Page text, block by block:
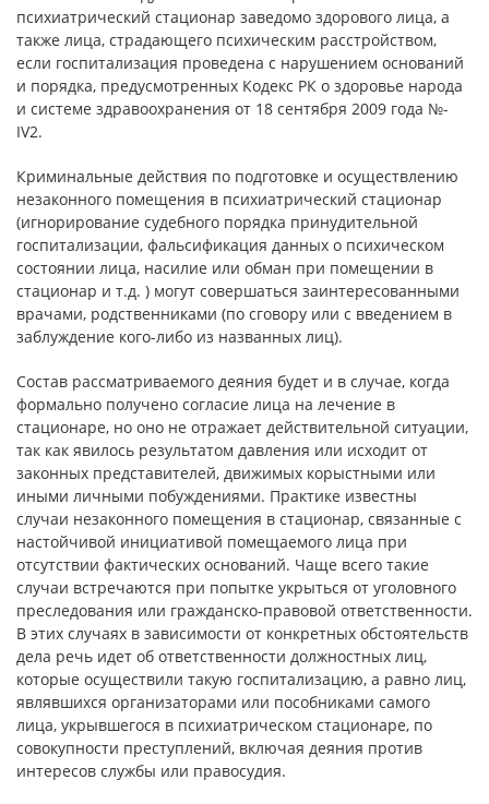
психиатрический стационар заведомо здорового лица, а
также лица, страдающего психическим расстройством,
если госпитализация проведена с нарушением оснований
и порядка, предусмотренных Кодекс РК о здоровье народа
и системе здравоохранения от 18 сентября 2009 года №-
IV2.
Криминальные действия по подготовке и осуществлению
незаконного помещения в психиатрический стационар
(игнорирование судебного порядка принудительной
госпитализации, фальсификация данных о психическом
состоянии лица, насилие или обман при помещении в
стационар и т.д. ) могут совершаться заинтересованными
врачами, родственниками (по сговору или с введением в
заблуждение кого-либо из названных лиц).
Состав рассматриваемого деяния будет и в случае, когда
формально получено согласие лица на лечение в
стационаре, но оно не отражает действительной ситуации,
так как явилось результатом давления или исходит от
законных представителей, движимых корыстными или
иными личными побуждениями. Практике известны
случаи незаконного помещения в стационар, связанные с
настойчивой инициативой помещаемого лица при
отсутствии фактических оснований. Чаще всего такие
случаи встречаются при попытке укрыться от уголовного
преследования или гражданско-правовой ответственности.
В этих случаях в зависимости от конкретных обстоятельств
дела речь идет об ответственности должностных лиц,
которые осуществили такую госпитализацию, а равно лиц,
являвшихся организаторами или пособниками самого
лица, укрывшегося в психиатрическом стационаре, по
совокупности преступлений, включая деяния против
интересов службы или правосудия.